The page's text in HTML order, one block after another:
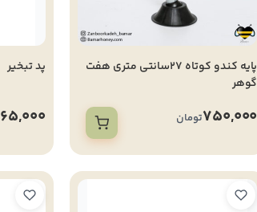
پایه کندو کوتاه 27سانتی متری هفت
گوهر
750,000تومان
پد تبخیر
65,000